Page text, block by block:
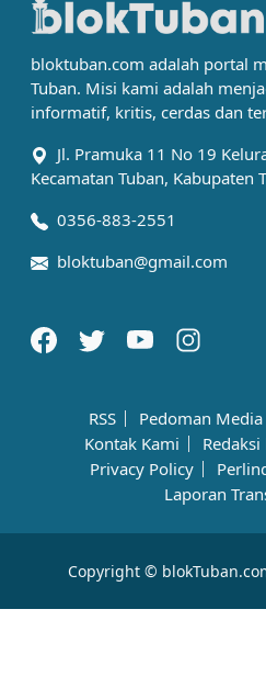
bloktuban.com adalah portal
Tuban. Misi kami adalah
informatif, kritis, cerdas dan
Jl. Pramuka 11 No 19
Kecamatan Tuban, Kabupaten
0356-883-2551
bloktuban@gmail.com
RSS Pedoman
Kontak Kami
Redaksi
Privacy Policy
Laporan
Copyright ©